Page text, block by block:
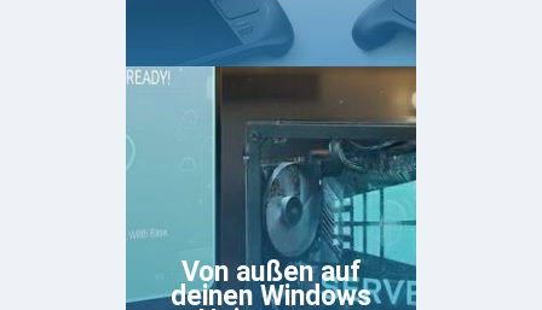
Von außen auf
deinen Windows